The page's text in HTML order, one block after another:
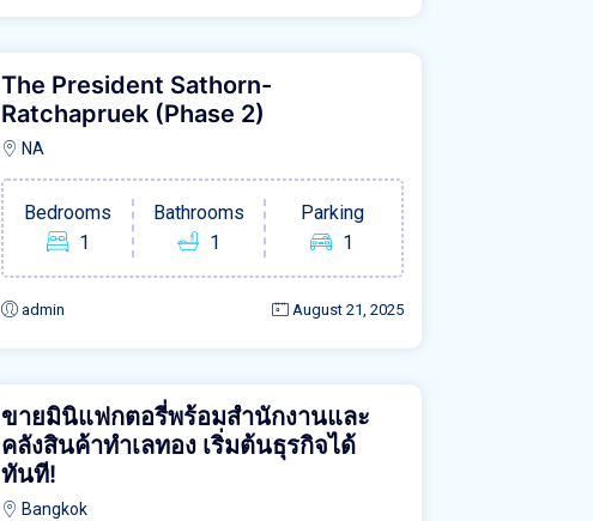
The President Sathorn-
Ratchapruek (Phase 2)
NA
Bedrooms
1
Bathrooms
1
Parking
1
admin August 21, 2025
ขายมินิแฟกตอรี่พร้อมสำนักงานและ
คลังสินค้าทำเลทอง เริ่มต้นธุรกิจได้
ทันที!
Bangkok